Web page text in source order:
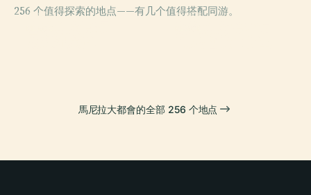
256 个值得探索的地点——有几个值得搭配同游。
PLACE PLACE
馬尼拉大都會的全部 256 个地点